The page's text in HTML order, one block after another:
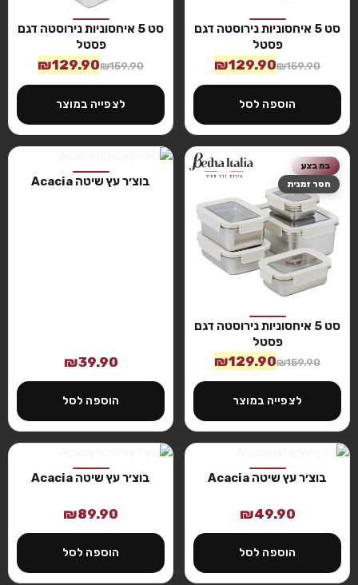
סט 5 איחסוניות נירוסטה דגם
פסטל
₪159.90
₪129.90
הוספה לסל
סט 5 איחסוניות נירוסטה דגם
פסטל
₪159.90
₪129.90
לצפייה במוצר
במבצע
חסר זמנית
סט 5 איחסוניות נירוסטה דגם
פסטל
₪159.90
₪129.90
לצפייה במוצר
בוצ׳ר עץ שיטה Acacia
₪39.90
הוספה לסל
בוצ׳ר עץ שיטה Acacia
₪49.90
הוספה לסל
בוצ׳ר עץ שיטה Acacia
₪89.90
הוספה לסל